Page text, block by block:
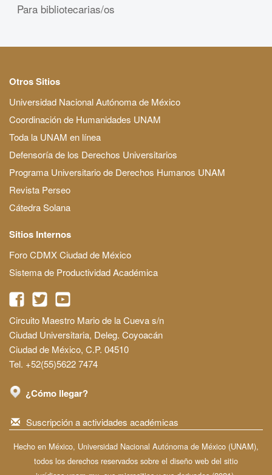
Para bibliotecarias/os
Otros Sitios
Universidad Nacional Autónoma de México
Coordinación de Humanidades UNAM
Toda la UNAM en línea
Defensoría de los Derechos Universitarios
Programa Universitario de Derechos Humanos UNAM
Revista Perseo
Cátedra Solana
Sitios Internos
Foro CDMX Ciudad de México
Sistema de Productividad Académica
Circuito Maestro Mario de la Cueva s/n
Ciudad Universitaria, Deleg. Coyoacán
Ciudad de México, C.P. 04510
Tel. +52(55)5622 7474
¿Cómo llegar?
Suscripción a actividades académicas
Hecho en México, Universidad Nacional Autónoma de México (UNAM),
todos los derechos reservados sobre el diseño web del sitio